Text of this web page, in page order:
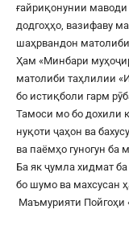
ғайриқонунии
додгоҳҳо, вазифаву
шаҳрвандон
Ҳам «Минбари
матолиби таҳлилии
бо истиқболи гарм
Тамоси мо бо дохили
нуқоти ҷаҳон ва
ва паёмҳо гуногун
Ба як ҷумла хидмат
бо шумо ва махсусан
Маъмурияти Пойгоҳи